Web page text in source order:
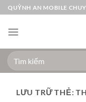
Bỏ
qua
nội
QUỲNH AN MOBILE
Tìm
kiếm:
LƯU TRỮ THẺ: